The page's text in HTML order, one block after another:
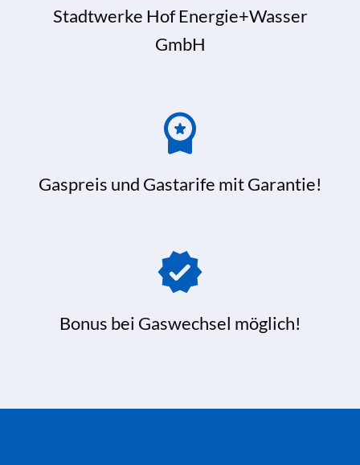
Stadtwerke Hof Energie+Wasser
GmbH
Gaspreis und Gastarife mit Garantie!
Bonus bei Gaswechsel möglich!